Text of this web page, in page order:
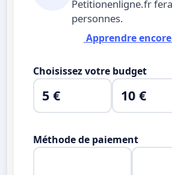
Petitionenligne.fr
personnes.
Apprendre
Choisissez votre budget
5 € 10 €
Méthode de paiement